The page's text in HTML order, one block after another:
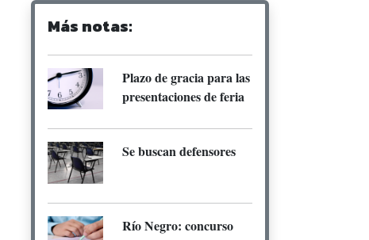
Más notas:
Plazo de gracia para las
presentaciones de feria
Se buscan defensores
Río Negro: concurso